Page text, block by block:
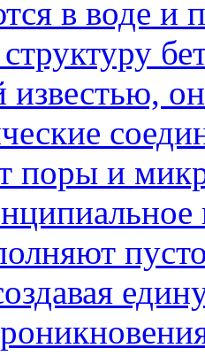
в воде и
известью,
поры и